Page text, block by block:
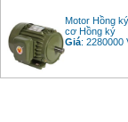
Motor Hồng ký
cơ Hồng ký
Giá :2280000